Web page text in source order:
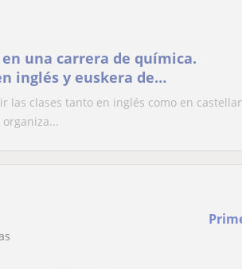
una carrera de química.
inglés y euskera de
las clases tanto en inglés como en